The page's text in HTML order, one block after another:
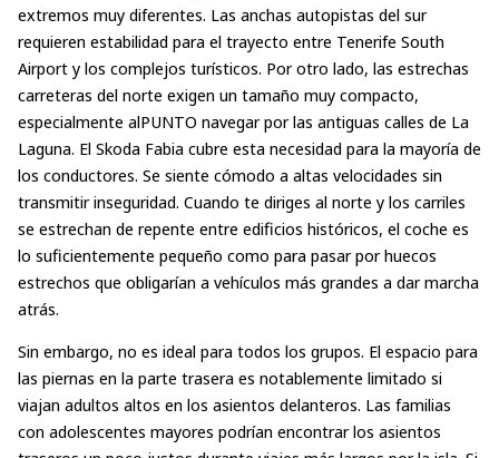
extremos muy diferentes. Las anchas autopistas del sur
requieren estabilidad para el trayecto entre Tenerife South
Airport y los complejos turísticos. Por otro lado, las estrechas
carreteras del norte exigen un tamaño muy compacto,
especialmente alPUNTO navegar por las antiguas calles de La
Laguna. El Skoda Fabia cubre esta necesidad para la mayoría de
los conductores. Se siente cómodo a altas velocidades sin
transmitir inseguridad. Cuando te diriges al norte y los carriles
se estrechan de repente entre edificios históricos, el coche es
lo suficientemente pequeño como para pasar por huecos
estrechos que obligarían a vehículos más grandes a dar marcha
atrás.
Sin embargo, no es ideal para todos los grupos. El espacio para
las piernas en la parte trasera es notablemente limitado si
viajan adultos altos en los asientos delanteros. Las familias
con adolescentes mayores podrían encontrar los asientos